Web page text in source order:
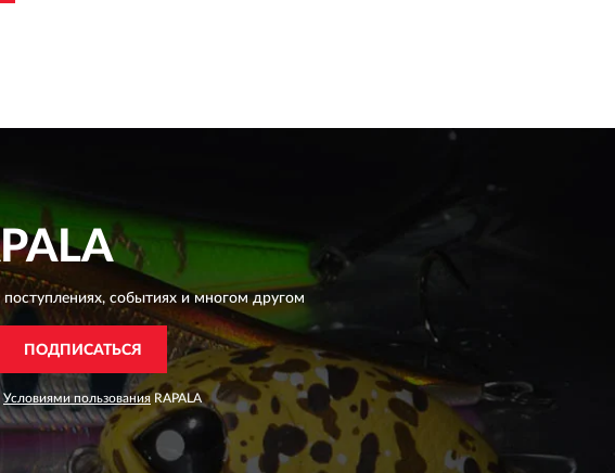
поступлениях, событиях и многом другом
ПОДПИСАТЬСЯ
Условиями пользования RAPALA